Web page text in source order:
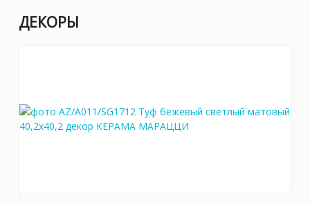
ДЕКОРЫ